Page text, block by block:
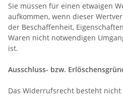
Sie müssen für einen etwaigen
aufkommen, wenn dieser
der Beschaffenheit,
Waren nicht notwendigen
ist.
Ausschluss- bzw.
Das Widerrufsrecht besteht nicht